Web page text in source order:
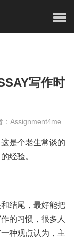
写作时
：Assignment4me
是个老生常谈的
经验。
结尾，最好能把
的习惯，很多人
种观点认为，主